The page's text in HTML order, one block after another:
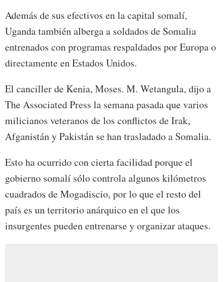
Además de sus efectivos en la capital somalí,
Uganda también alberga a soldados de Somalia
entrenados con programas respaldados por Europa o
directamente en Estados Unidos.
El canciller de Kenia, Moses. M. Wetangula, dijo a
The Associated Press la semana pasada que varios
milicianos veteranos de los conflictos de Irak,
Afganistán y Pakistán se han trasladado a Somalia.
Esto ha ocurrido con cierta facilidad porque el
gobierno somalí sólo controla algunos kilómetros
cuadrados de Mogadiscio, por lo que el resto del
país es un territorio anárquico en el que los
insurgentes pueden entrenarse y organizar ataques.